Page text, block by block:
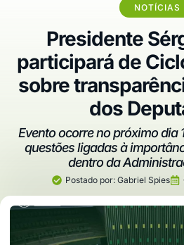
NOTÍCIAS
Presidente
participará de
sobre
dos
Evento ocorre no próximo dia
questões ligadas à
dentro da
Postado por:Gabriel Spies